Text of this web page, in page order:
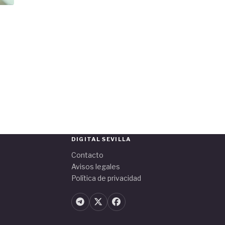
DIGITAL SEVILLA
Contacto
Avisos legales
Política de privacidad